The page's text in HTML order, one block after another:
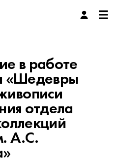
в работе
«Шедевры
отдела
А.С.